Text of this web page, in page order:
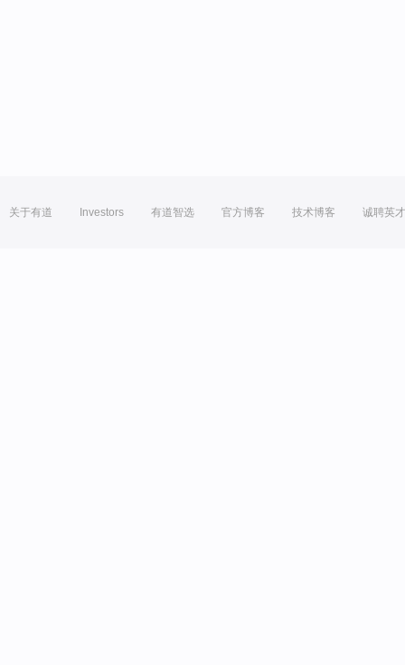
关于有道 Investors 有道智选 官方博客 技术博客 诚聘英才